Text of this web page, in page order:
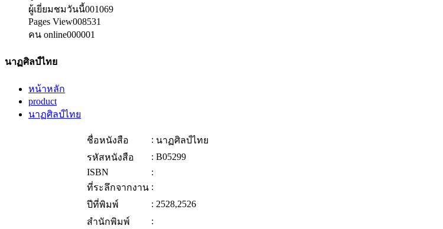
ผู้เยี่ยมชมวันนี้001069
Pages View008531
คน online000001
นาฏศิลป์ไทย
หน้าหลัก
product
นาฏศิลป์ไทย
ชื่อหนังสือ : นาฏศิลป์ไทย
รหัสหนังสือ
: B05299
ISBN
:
ที่ระลึกจากงาน :
ปีที่พิมพ์
: 2528,2526
สำนักพิมพ์
: